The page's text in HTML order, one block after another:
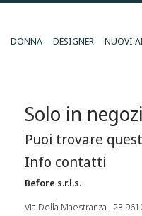
DONNA DESIGNER NUOVI
Solo in
Puoi trovare
Info contatti
Before s.r.l.s.
Via Della Maestranza , 23